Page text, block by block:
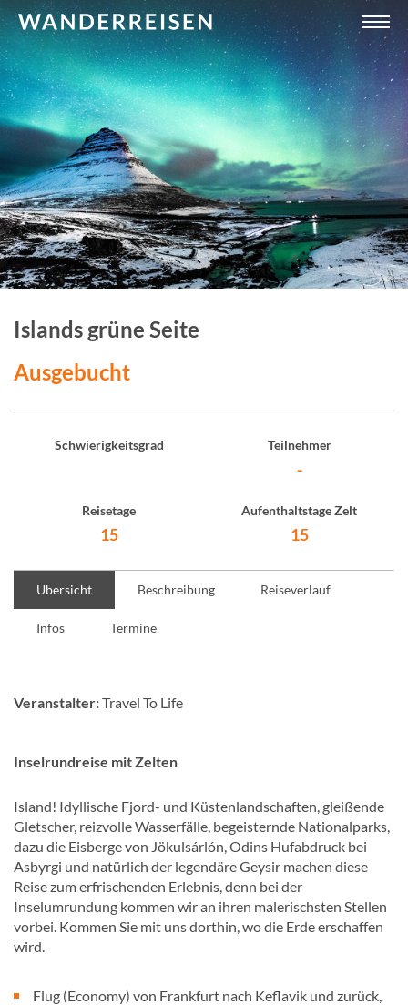
Islands grüne Seite
Ausgebucht
Schwierigkeitsgrad Teilnehmer
-
Reisetage
15
Aufenthaltstage Zelt
15
Übersicht Beschreibung Reiseverlauf
Infos Termine
Veranstalter:Travel To Life
Inselrundreise mit Zelten
Island! Idyllische Fjord- und Küstenlandschaften, gleißende
Gletscher, reizvolle Wasserfälle, begeisternde Nationalparks,
dazu die Eisberge von Jökulsárlón, Odins Hufabdruck bei
Asbyrgi und natürlich der legendäre Geysir machen diese
Reise zum erfrischenden Erlebnis, denn bei der
Inselumrundung kommen wir an ihren malerischsten Stellen
vorbei. Kommen Sie mit uns dorthin, wo die Erde erschaffen
wird.
Flug (Economy) von Frankfurt nach Keflavik und zurück,